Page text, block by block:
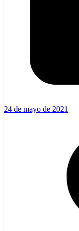
24 de mayo de 2021